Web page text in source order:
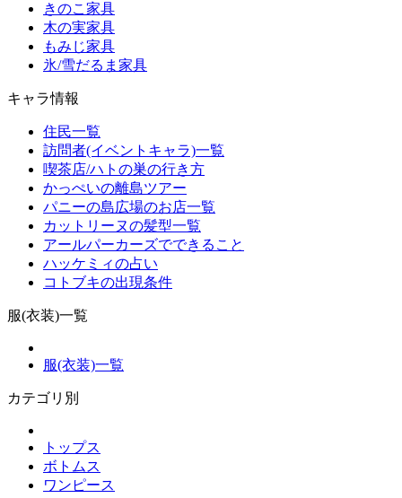
きのこ家具
木の実家具
もみじ家具
氷/雪だるま家具
キャラ情報
住民一覧
訪問者(イベントキャラ)一覧
喫茶店/ハトの巣の行き方
かっぺいの離島ツアー
パニーの島広場のお店一覧
カットリーヌの髪型一覧
アールパーカーズでできること
ハッケミィの占い
コトブキの出現条件
服(衣装)一覧
服(衣装)一覧
カテゴリ別
トップス
ボトムス
ワンピース